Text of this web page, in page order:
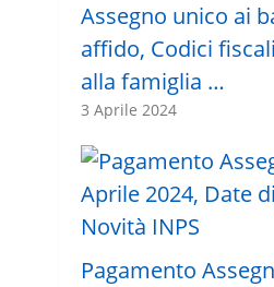
Assegno unico ai
affido, Codici
alla famiglia …
3 Aprile 2024
Pagamento